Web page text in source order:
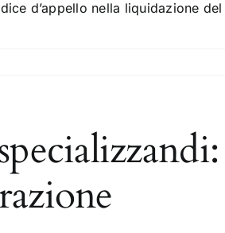
d’appello nella liquidazione